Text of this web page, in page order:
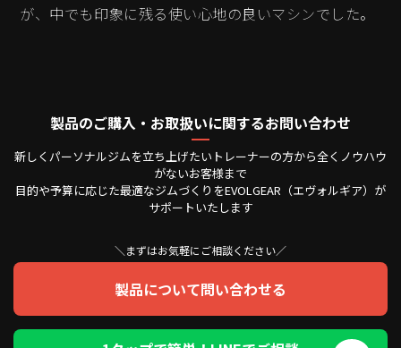
が、中でも印象に残る使い心地の良いマシンでした。
製品のご購入・お取扱いに関するお問い合わせ
新しくパーソナルジムを立ち上げたいトレーナーの方から全くノウハウ
がないお客様まで
目的や予算に応じた最適なジムづくりをEVOLGEAR（エヴォルギア）が
サポートいたします
＼まずはお気軽にご相談ください／
製品について問い合わせる